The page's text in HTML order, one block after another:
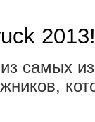
2013!
самых